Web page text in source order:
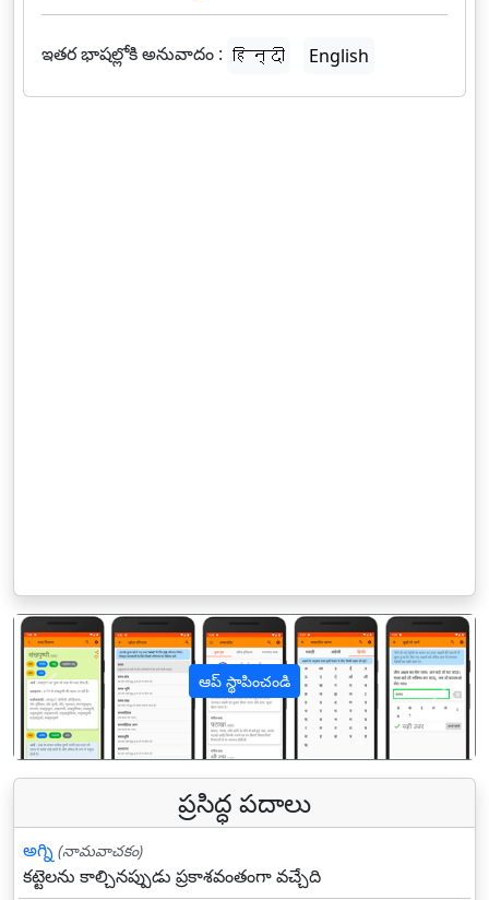
ఇతర భాషల్లోకి అనువాదం : हिन्दी English
ఆప్ స్థాపించండి
पिछला
ప్రసిద్ధ పదాలు
అగ్ని (నామవాచకం)
కట్టెలను కాల్చినప్పుడు ప్రకాశవంతంగా వచ్చేది